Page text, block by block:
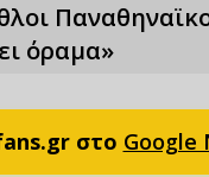
όραμα»
στο Google